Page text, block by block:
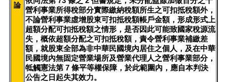
論
營利事業所得稅部分實際繳納稅額所生之可扣抵稅額外，
不論營利事業虛增股東可扣抵稅額帳戶金額，形成形式上
超額分配可扣抵稅額之情形，是否因此可能致國家稅源流
失，概依超額分配之可扣抵稅額，責令營利事業補繳差
額，就股東全部為非中華民國境內居住之個人，及在中華
民國境內無固定營業場所及營業代理人之營利事業部分，
牴觸憲法第 7 條平等權保障，於此範圍內，應自本判決
公告之日起失其效力。